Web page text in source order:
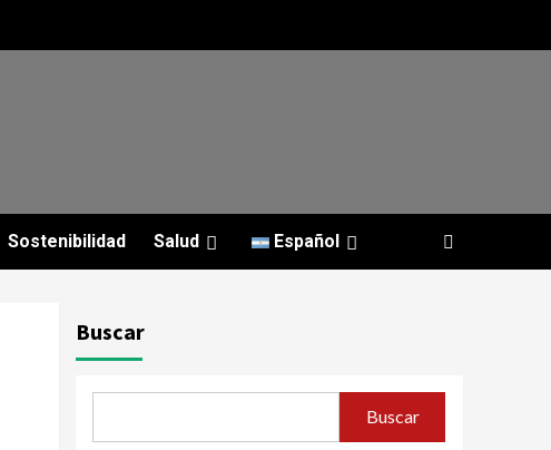
Sostenibilidad Salud Español
Buscar
Buscar